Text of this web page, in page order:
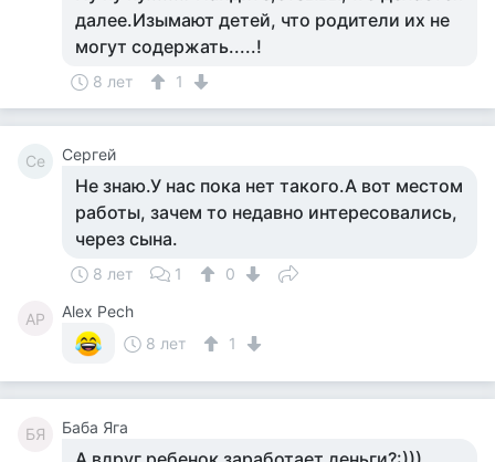
далее.Изымают детей, что родители их не
могут содержать.....!
8 лет 1
Се Сергей
Не знаю.У нас пока нет такого.А вот местом
работы, зачем то недавно интересовались,
через сына.
8 лет 1 0
AP
Alex Pech
8 лет
1
БЯ Баба Яга